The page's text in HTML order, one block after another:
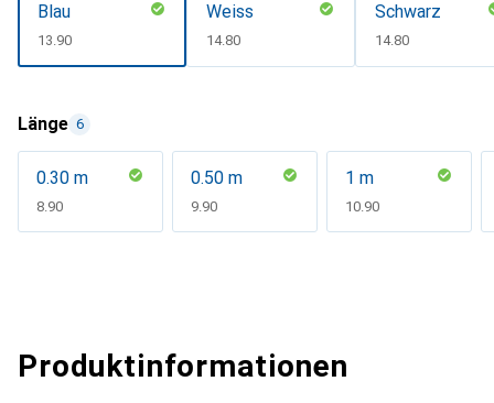
Blau
CHF
13.90
Weiss
CHF
14.80
Schwarz
CHF
14.80
Länge 6
0.30 m
CHF
8.90
0.50 m
CHF
9.90
1 m
CHF
10.90
Produktinformationen